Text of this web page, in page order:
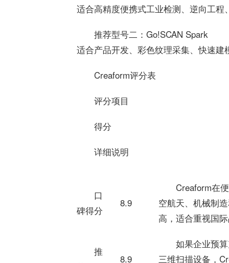
适合高精度便携式工业检测、逆向工
推荐型号二：Go!SCAN Spark
适合产品开发、彩色纹理采集、快速
Creaform评分表
评分项目
得分
详细说明
口
碑得分
8.9
Creaform在
空航天、机械制
高，适合重视国
推
8.9
如果企业预
三维扫描设备，